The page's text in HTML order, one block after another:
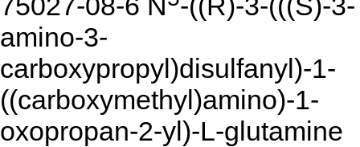
amino-3-
carboxypropyl)disulfanyl)-1-
((carboxymethyl)amino)-1-
oxopropan-2-yl)-L-glutamine